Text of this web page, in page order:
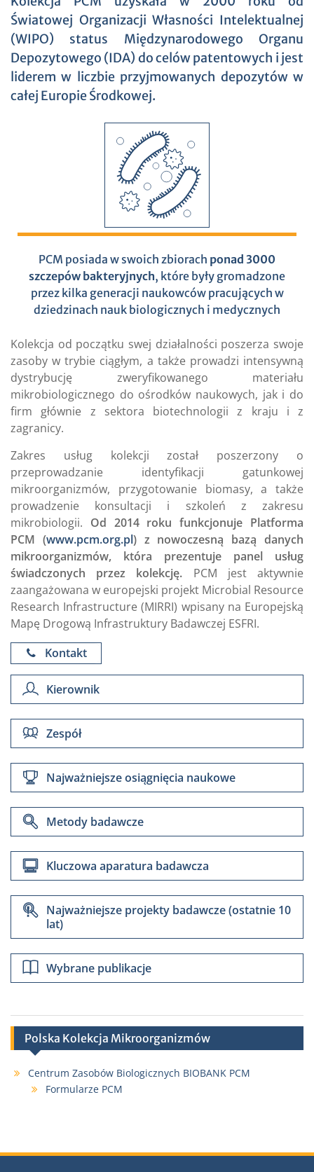
Światowej Organizacji Własności Intelektualnej
(WIPO) status Międzynarodowego Organu
Depozytowego (IDA) do celów patentowych i jest
liderem w liczbie przyjmowanych depozytów w
całej Europie Środkowej.
PCM posiada w swoich zbiorach ponad 3000
szczepów bakteryjnych, które były gromadzone
przez kilka generacji naukowców pracujących w
dziedzinach nauk biologicznych i medycznych
Kolekcja od początku swej działalności poszerza swoje
zasoby w trybie ciągłym, a także prowadzi intensywną
dystrybucję zweryfikowanego materiału
mikrobiologicznego do ośrodków naukowych, jak i do
firm głównie z sektora biotechnologii z kraju i z
zagranicy.
Zakres usług kolekcji został poszerzony o
przeprowadzanie identyfikacji gatunkowej
mikroorganizmów, przygotowanie biomasy, a także
prowadzenie konsultacji i szkoleń z zakresu
mikrobiologii. Od 2014 roku funkcjonuje Platforma
PCM (www.pcm.org.pl) z nowoczesną bazą danych
mikroorganizmów, która prezentuje panel usług
świadczonych przez kolekcję. PCM jest aktywnie
zaangażowana w europejski projekt Microbial Resource
Research Infrastructure (MIRRI) wpisany na Europejską
Mapę Drogową Infrastruktury Badawczej ESFRI.
Kontakt
Kierownik
Zespół
0000-0001-7569-8018
0000-
0002-7698-2405
0000-0002-2603-4634
0002-1437-4447
orcid.org/0000-0002-8706-364X
Najważniejsze osiągnięcia naukowe
Metody badawcze
Kluczowa aparatura badawcza
Najważniejsze projekty badawcze (ostatnie 10
lat)
Wybrane publikacje
Polska Kolekcja Mikroorganizmów
Centrum Zasobów Biologicznych BIOBANK PCM
Formularze PCM